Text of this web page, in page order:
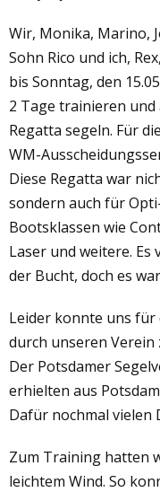
Wir, Monika, Marino,
Sohn Rico und ich,
bis Sonntag, den
2 Tage trainieren und
Regatta segeln. Für
WM-
Diese Regatta war
sondern auch für
Bootsklassen wie
Laser und weitere. Es
der Bucht, doch es
Leider konnte uns für
durch unseren
Der Potsdamer
erhielten aus
Dafür nochmal vielen
Zum Training hatten
leichtem Wind. So